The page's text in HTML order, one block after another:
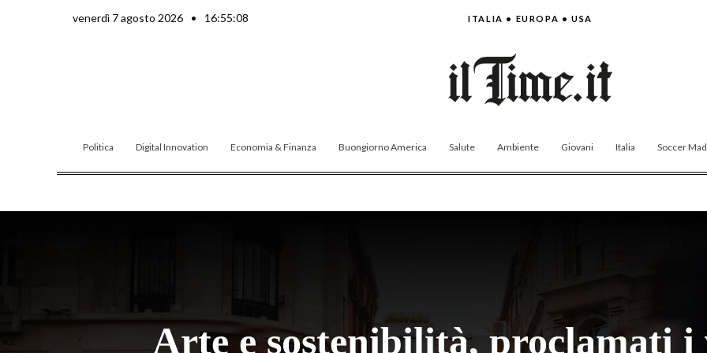
venerdì 7 agosto 2026 • 16:55:09 ITALIA • EUROPA • USA
Politica Digital Innovation Economia & Finanza Buongiorno America Salute Ambiente Giovani Italia Soccer
Arte e sostenibilità, proclamati